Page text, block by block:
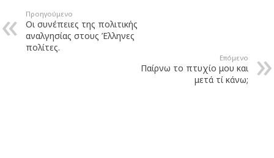
Προηγούμενο
Οι συνέπειες της πολιτικής
αναλγησίας στους Έλληνες
πολίτες.
Επόμενο
Παίρνω το πτυχίο μου και
μετά τί κάνω;